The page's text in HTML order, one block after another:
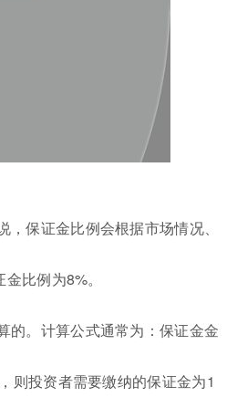
保证金比例会根据市场情况、
比例为8%。
的。计算公式通常为：保证金金
则投资者需要缴纳的保证金为1